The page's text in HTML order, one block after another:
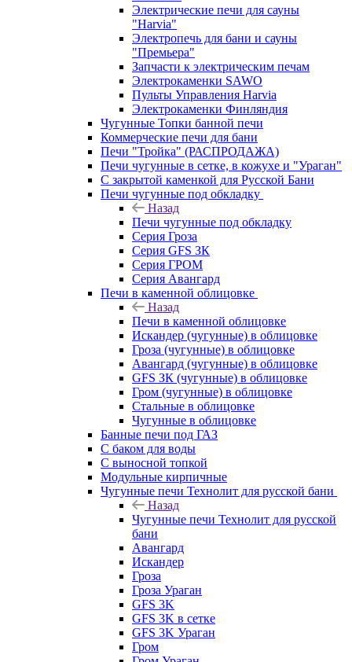
Электрические печи для сауны
"Harvia"
Электропечь для бани и сауны
"Премьера"
Запчасти к электрическим печам
Электрокаменки SAWO
Пульты Управления Harvia
Электрокаменки Финляндия
Чугунные Топки банной печи
Коммерческие печи для бани
Печи "Тройка" (РАСПРОДАЖА)
Печи чугунные в сетке, в кожухе и "Ураган"
С закрытой каменкой для Русской Бани
Печи чугунные под обкладку
Назад
Печи чугунные под обкладку
Серия Гроза
Серия GFS ЗК
Серия ГРОМ
Серия Авангард
Печи в каменной облицовке
Назад
Печи в каменной облицовке
Искандер (чугунные) в облицовке
Гроза (чугунные) в облицовке
Авангард (чугунные) в облицовке
GFS ЗК (чугунные) в облицовке
Гром (чугунные) в облицовке
Стальные в облицовке
Чугунные в облицовке
Банные печи под ГАЗ
С баком для воды
С выносной топкой
Модульные кирпичные
Чугунные печи Технолит для русской бани
Назад
Чугунные печи Технолит для русской
бани
Авангард
Искандер
Гроза
Гроза Ураган
GFS 3K
GFS 3K в сетке
GFS 3K Ураган
Гром